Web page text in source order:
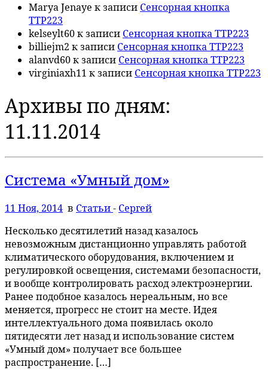
Marya Jenaye к записи Сенсорная кнопка
TTP223
kelseylt60к записи Сенсорная кнопка TTP223
billiejm2 к записи Сенсорная кнопка TTP223
alanvd60к записи Сенсорная кнопка TTP223
virginiaxh11 к записи Сенсорная кнопка TTP223
Архивы по дням:
11.11.2014
Система «Умный дом»
11 Ноя, 2014 в Статьи- Сергей
Несколько десятилетий назад казалось
невозможным дистанционно управлять работой
климатического оборудования, включением и
регулировкой освещения, системами безопасности,
и вообще контролировать расход электроэнергии.
Ранее подобное казалось нереальным, но все
меняется, прогресс не стоит на месте. Идея
интеллектуального дома появилась около
пятидесяти лет назад и использование систем
«Умный дом» получает все большее
распространение. […]